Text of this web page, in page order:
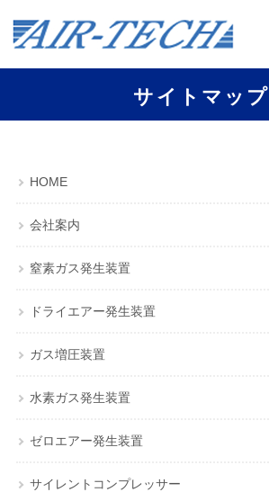
サイトマップ
HOME
会社案内
窒素ガス発生装置
ドライエアー発生装置
ガス増圧装置
水素ガス発生装置
ゼロエアー発生装置
サイレントコンプレッサー